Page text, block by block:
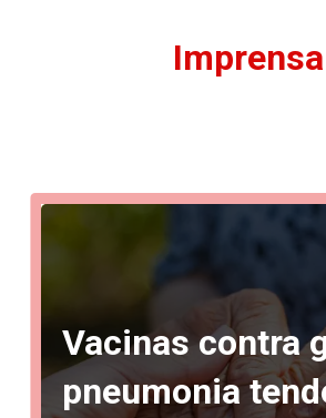
Imprensa
Vacinas contra
pneumonia